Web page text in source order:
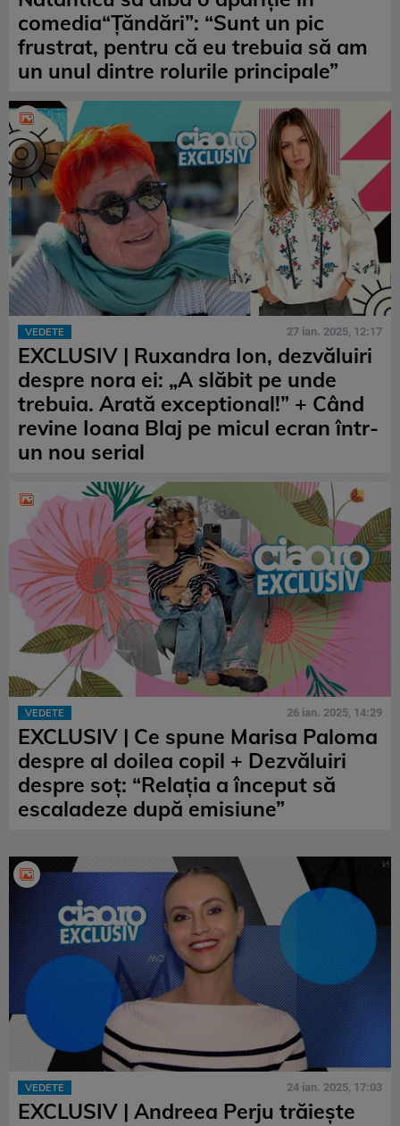
comedia“Țăndări”: “Sunt un pic
frustrat, pentru că eu trebuia să am
un unul dintre rolurile principale”
VEDETE 27 ian. 2025, 12:17
EXCLUSIV | Ruxandra Ion, dezvăluiri
despre nora ei: „A slăbit pe unde
trebuia. Arată exceptional!” + Când
revine Ioana Blaj pe micul ecran într-
un nou serial
VEDETE 26 ian. 2025, 14:29
EXCLUSIV | Ce spune Marisa Paloma
despre al doilea copil + Dezvăluiri
despre soț: “Relația a început să
escaladeze după emisiune”
VEDETE 24 ian. 2025, 17:03
EXCLUSIV | Andreea Perju trăiește